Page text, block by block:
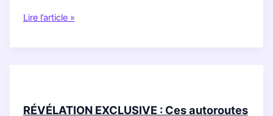
La
EU
Lire l’article »
RÉVÉLATION EXCLUSIVE : Ces autoroutes